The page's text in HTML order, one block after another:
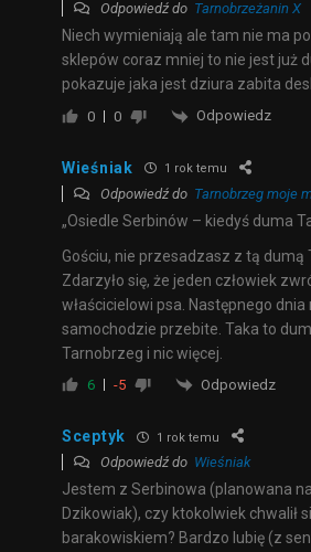
Odpowiedź do Tarnobrzeżanin X
Niech wymieniają ale tam nie ma
sklepów coraz mniej to nie jest już
pokazuje jaka jest dziura zabita
0 0 Odpowiedz
Wieśniak 1 rok temu
Odpowiedź do Tarnobrzeg moje
„Osiedle Serbinów – kiedyś duma
Gościu, nie przesadzasz z tą dumą
Zdarzyło się, że jeden człowiek
właścicielowi psa. Następnego dnia
samochodzie przebite. Taka to
Tarnobrzeg i nic więcej.
6 -5 Odpowiedz
Sceptyk 1 rok temu
Odpowiedź do Wieśniak
Jestem z Serbinowa (planowana
Dzikowiak), czy ktokolwiek chwalił
barakowiskiem? Bardzo lubię (z